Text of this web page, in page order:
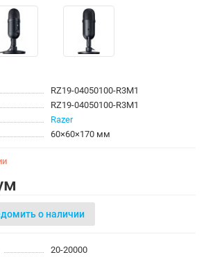
RZ19-04050100-R3M1
RZ19-04050100-R3M1
Razer
60×60×170 мм
о наличии
20-20000